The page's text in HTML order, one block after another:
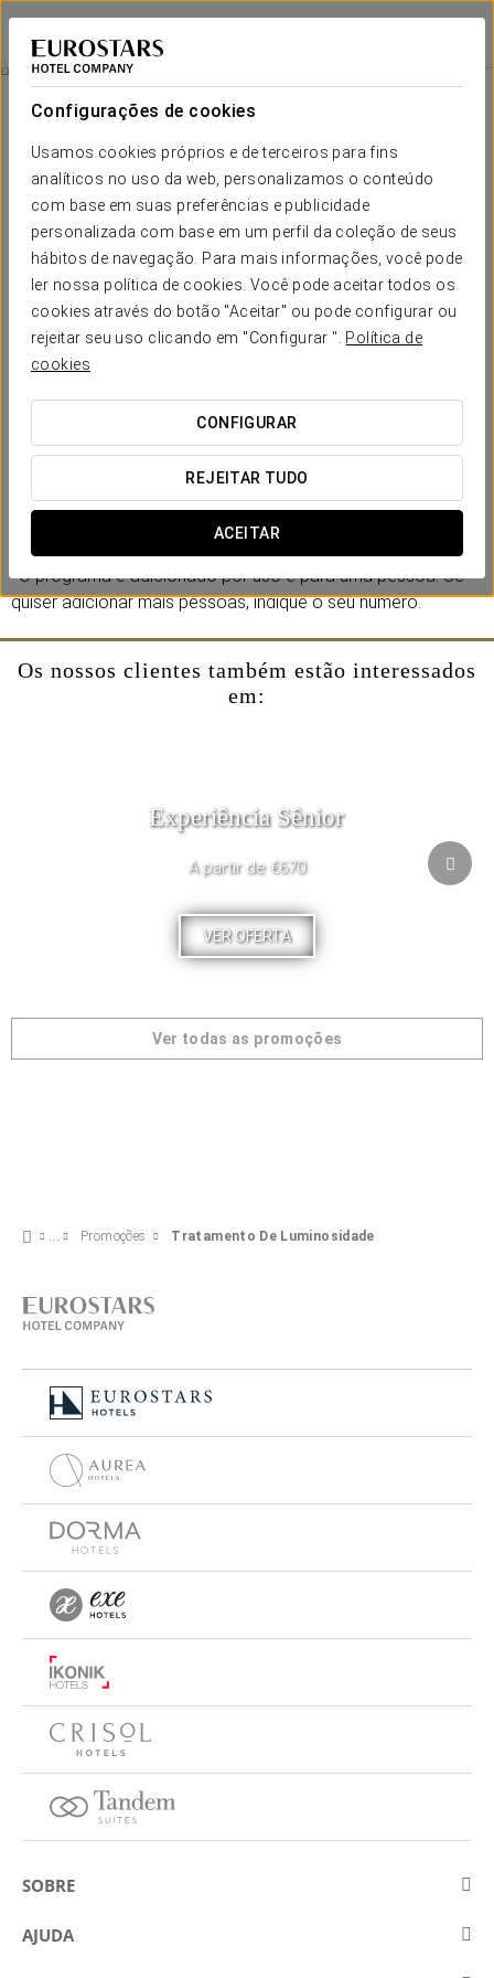
Configurações de cookies
Usamos cookies próprios e de terceiros para fins
analíticos no uso da web, personalizamos o conteúdo
com base em suas preferências e publicidade
personalizada com base em um perfil da coleção de seus
hábitos de navegação. Para mais informações, você pode
ler nossa política de cookies. Você pode aceitar todos os
cookies através do botão "Aceitar" ou pode configurar ou
rejeitar seu uso clicando em "Configurar ". Política de
cookies
CONFIGURAR
REJEITAR TUDO
ACEITAR
Eurostars Isla de la Toja
PONTEVEDRA - OGROVE
Tratamento De Luminosidade
75 €/pessoa
Tratamento de luminosidade
Proporciona luminosidade ao seu rosto graças ao potente
efeito da Vitamina C, dando-lhe um aspeto sedoso.
*Reserva obrigatória pelo telefone 986803206.
*Suplemento associado à reserva de alojamento. Por favor,
selecione previamente o tipo de quarto que deseja.
*O programa é adicionado por uso e para uma pessoa. Se
quiser adicionar mais pessoas, indique o seu número.
Os nossos clientes também estão interessados
em:
Experiência Sênior
A partir de €670
VER OFERTA
Ver todas as promoções
Promoções Tratamento De Luminosidade
SOBRE
Sobre a Eurostars Hotel Company
AJUDA